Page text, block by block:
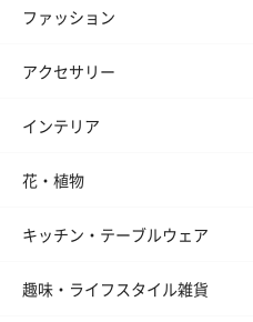
ファッション
アクセサリー
インテリア
花・植物
キッチン・テーブルウェア
趣味・ライフスタイル雑貨